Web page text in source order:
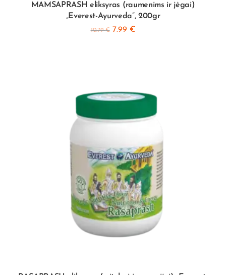
MAMSAPRASH eliksyras (raumenims ir jėgai)
„Everest-Ayurveda”, 200gr
10.79€ 7.99 €